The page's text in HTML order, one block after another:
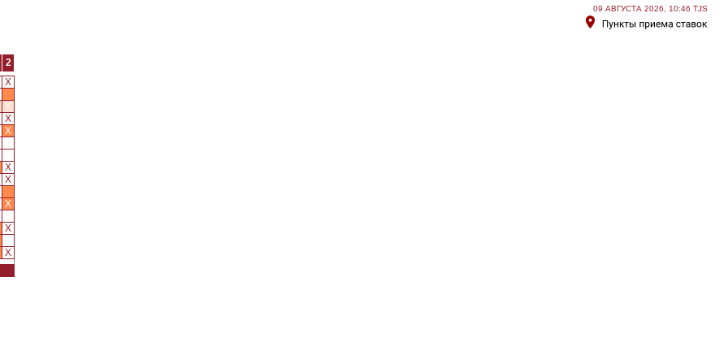
09 АВГУСТА 2026, 10:46 TJS
2
X
X
X
X
X
X
X
X
X